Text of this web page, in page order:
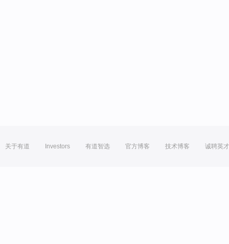
关于有道 Investors 有道智选 官方博客 技术博客 诚聘英才